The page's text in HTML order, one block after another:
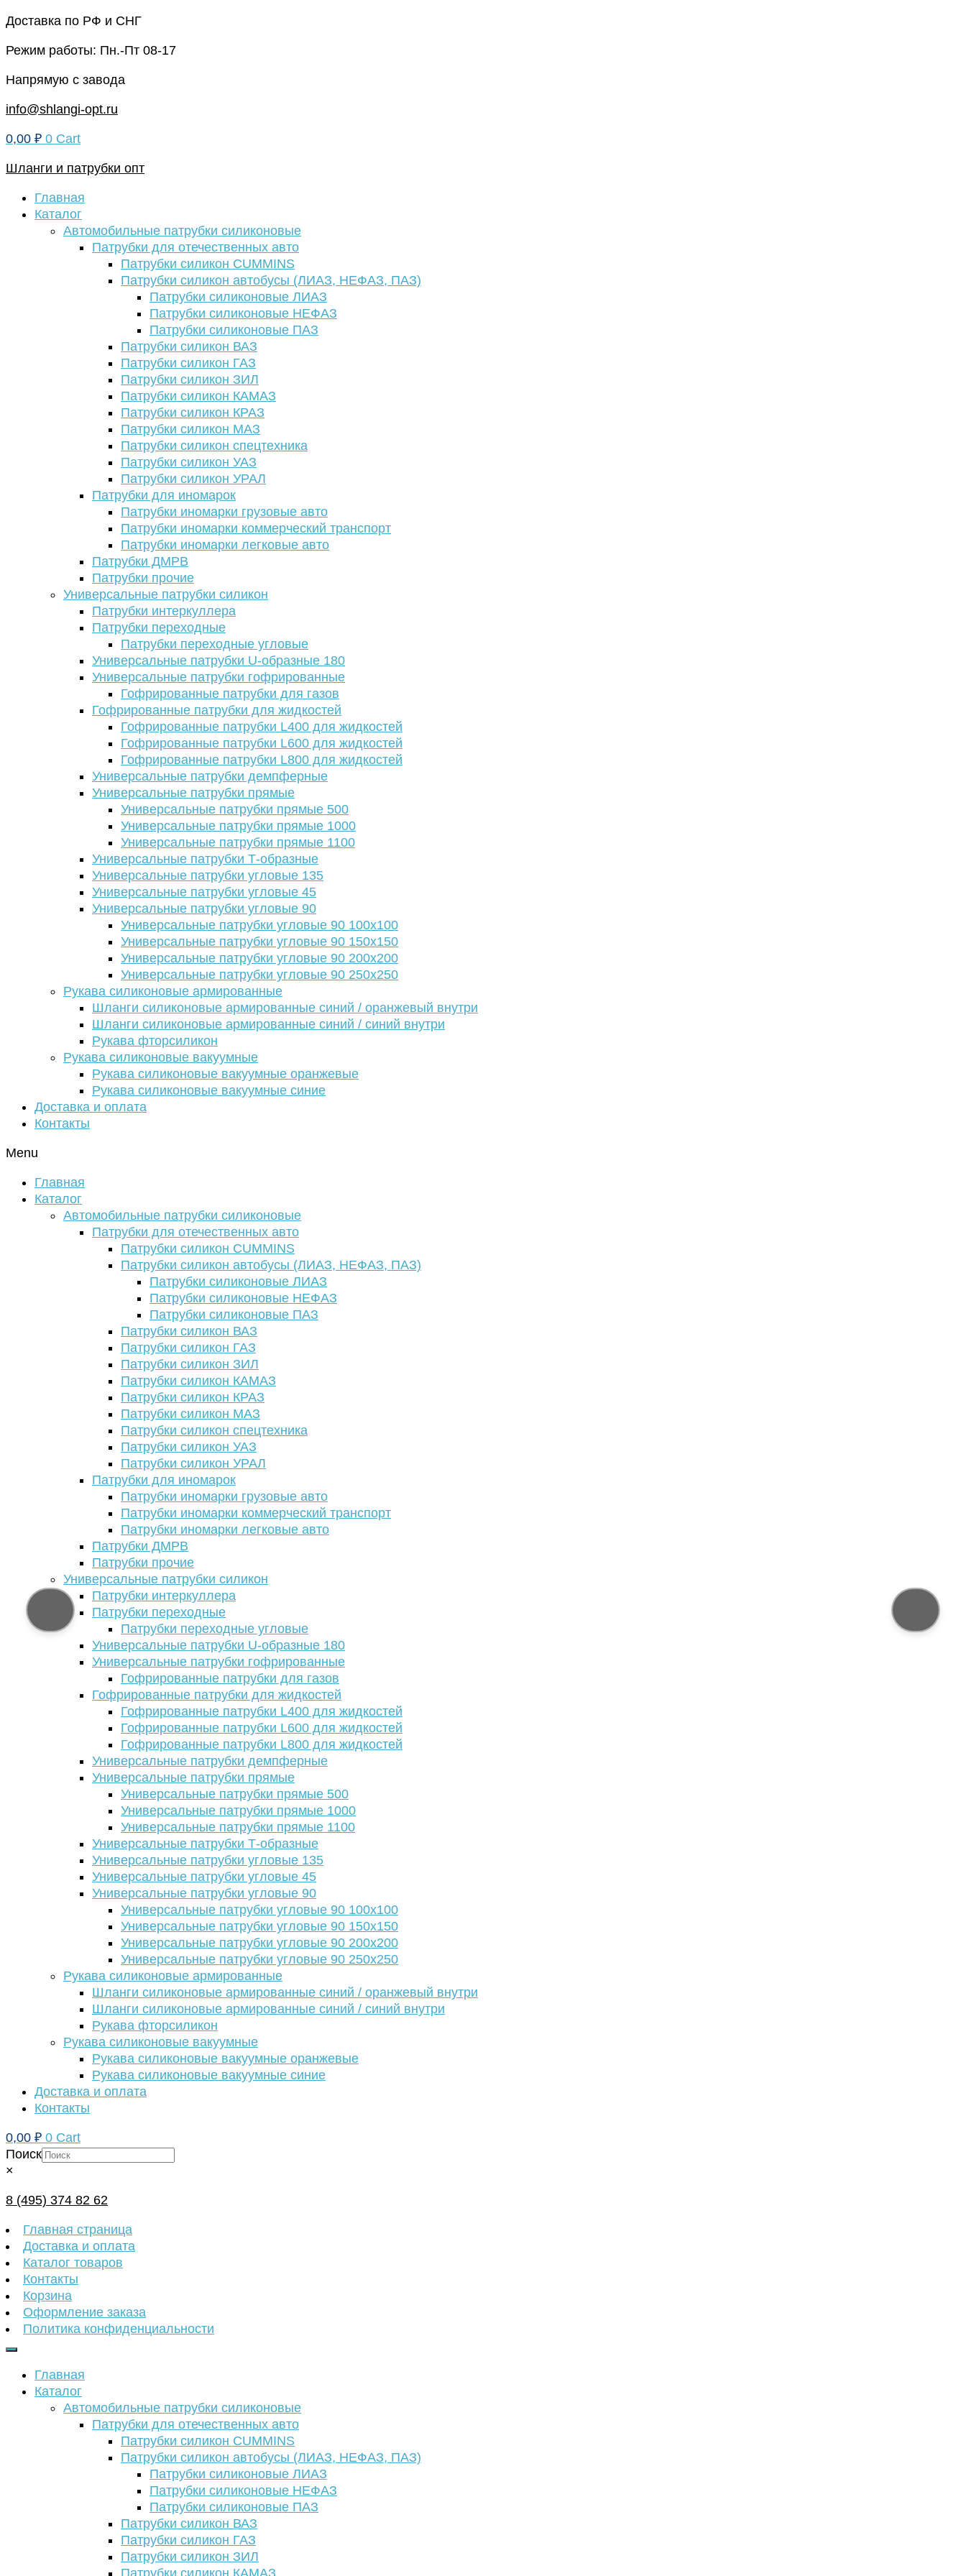
Перейти
содержимому
Доставка по РФ и СНГ
Режим работы: Пн.-Пт 08-17
Напрямую с завода
info@shlangi-opt.ru
0,00 ₽ 0 Cart
Шланги и патрубки опт
Главная
Каталог
Автомобильные патрубки силиконовые
Патрубки для отечественных авто
Патрубки силикон CUMMINS
Патрубки силикон автобусы (ЛИАЗ, НЕФАЗ, ПАЗ)
Патрубки силиконовые ЛИАЗ
Патрубки силиконовые НЕФАЗ
Патрубки силиконовые ПАЗ
Патрубки силикон ВАЗ
Патрубки силикон ГАЗ
Патрубки силикон ЗИЛ
Патрубки силикон КАМАЗ
Патрубки силикон КРАЗ
Патрубки силикон МАЗ
Патрубки силикон спецтехника
Патрубки силикон УАЗ
Патрубки силикон УРАЛ
Патрубки для иномарок
Патрубки иномарки грузовые авто
Патрубки иномарки коммерческий транспорт
Патрубки иномарки легковые авто
Патрубки ДМРВ
Патрубки прочие
Универсальные патрубки силикон
Патрубки интеркуллера
Патрубки переходные
Патрубки переходные угловые
Универсальные патрубки U-образные 180
Универсальные патрубки гофрированные
Гофрированные патрубки для газов
Гофрированные патрубки для жидкостей
Гофрированные патрубки L400 для жидкостей
Гофрированные патрубки L600 для жидкостей
Гофрированные патрубки L800 для жидкостей
Универсальные патрубки демпферные
Универсальные патрубки прямые
Универсальные патрубки прямые 500
Универсальные патрубки прямые 1000
Универсальные патрубки прямые 1100
Универсальные патрубки Т-образные
Универсальные патрубки угловые 135
Универсальные патрубки угловые 45
Универсальные патрубки угловые 90
Универсальные патрубки угловые 90 100х100
Универсальные патрубки угловые 90 150х150
Универсальные патрубки угловые 90 200х200
Универсальные патрубки угловые 90 250х250
Рукава силиконовые армированные
Шланги силиконовые армированные синий / оранжевый внутри
Шланги силиконовые армированные синий / синий внутри
Рукава фторсиликон
Рукава силиконовые вакуумные
Рукава силиконовые вакуумные оранжевые
Рукава силиконовые вакуумные синие
Доставка и оплата
Контакты
Menu
Главная
Каталог
Автомобильные патрубки силиконовые
Патрубки для отечественных авто
Патрубки силикон CUMMINS
Патрубки силикон автобусы (ЛИАЗ, НЕФАЗ, ПАЗ)
Патрубки силиконовые ЛИАЗ
Патрубки силиконовые НЕФАЗ
Патрубки силиконовые ПАЗ
Патрубки силикон ВАЗ
Патрубки силикон ГАЗ
Патрубки силикон ЗИЛ
Патрубки силикон КАМАЗ
Патрубки силикон КРАЗ
Патрубки силикон МАЗ
Патрубки силикон спецтехника
Патрубки силикон УАЗ
Патрубки силикон УРАЛ
Патрубки для иномарок
Патрубки иномарки грузовые авто
Патрубки иномарки коммерческий транспорт
Патрубки иномарки легковые авто
Патрубки ДМРВ
Патрубки прочие
Универсальные патрубки силикон
Патрубки интеркуллера
Патрубки переходные
Патрубки переходные угловые
Универсальные патрубки U-образные 180
Универсальные патрубки гофрированные
Гофрированные патрубки для газов
Гофрированные патрубки для жидкостей
Гофрированные патрубки L400 для жидкостей
Гофрированные патрубки L600 для жидкостей
Гофрированные патрубки L800 для жидкостей
Универсальные патрубки демпферные
Универсальные патрубки прямые
Универсальные патрубки прямые 500
Универсальные патрубки прямые 1000
Универсальные патрубки прямые 1100
Универсальные патрубки Т-образные
Универсальные патрубки угловые 135
Универсальные патрубки угловые 45
Универсальные патрубки угловые 90
Универсальные патрубки угловые 90 100х100
Универсальные патрубки угловые 90 150х150
Универсальные патрубки угловые 90 200х200
Универсальные патрубки угловые 90 250х250
Рукава силиконовые армированные
Шланги силиконовые армированные синий / оранжевый внутри
Шланги силиконовые армированные синий / синий внутри
Рукава фторсиликон
Рукава силиконовые вакуумные
Рукава силиконовые вакуумные оранжевые
Рукава силиконовые вакуумные синие
Доставка и оплата
Контакты
0,00 ₽ 0 Cart
Поиск
×
8 (495) 374 82 62
Главная страница
Доставка и оплата
Каталог товаров
Контакты
Корзина
Оформление заказа
Политика конфиденциальности
Главная
Каталог
Автомобильные патрубки силиконовые
Патрубки для отечественных авто
Патрубки силикон CUMMINS
Патрубки силикон автобусы (ЛИАЗ, НЕФАЗ, ПАЗ)
Патрубки силиконовые ЛИАЗ
Патрубки силиконовые НЕФАЗ
Патрубки силиконовые ПАЗ
Патрубки силикон ВАЗ
Патрубки силикон ГАЗ
Патрубки силикон ЗИЛ
Патрубки силикон КАМАЗ